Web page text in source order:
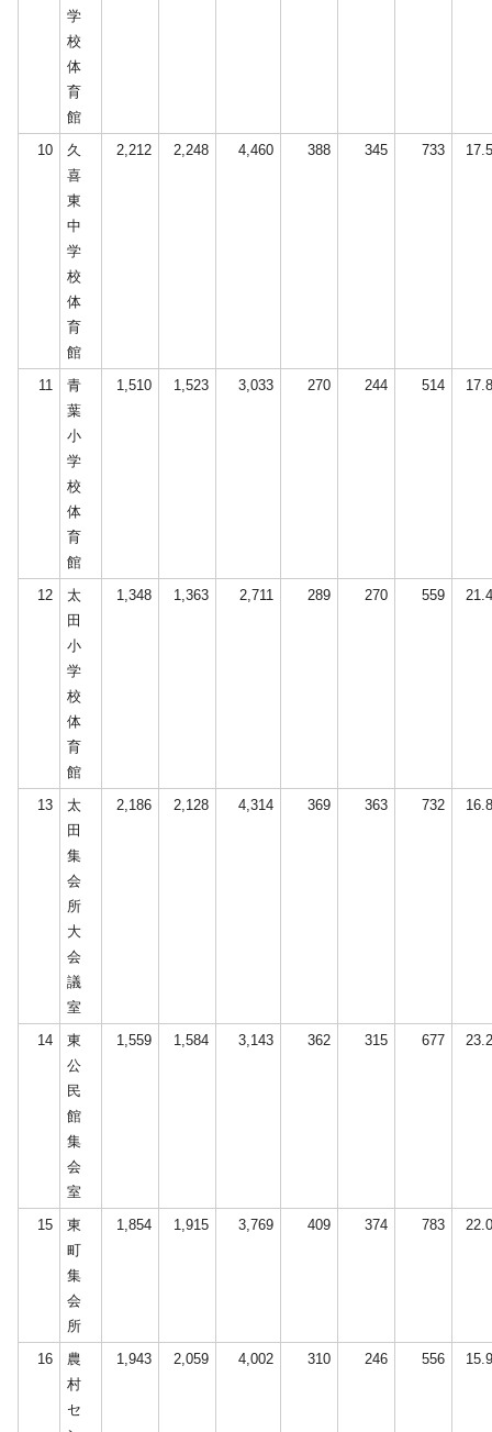
学
校
体
育
館
10
久
喜
東
中
学
校
体
育
館
2,212 2,248 4,460 388 345 733
11
青
葉
小
学
校
体
育
館
1,510 1,523 3,033 270 244 514
12
太
田
小
学
校
体
育
館
1,348 1,363 2,711 289 270 559
13
太
田
集
会
所
大
会
議
室
2,186 2,128 4,314 369 363 732
14
東
公
民
館
集
会
室
1,559 1,584 3,143 362 315 677
15
東
町
集
会
所
1,854 1,915 3,769 409 374 783
16
農
村
セ
1,943 2,059 4,002 310 246 556